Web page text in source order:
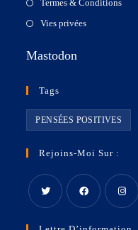
Termes & Conditions
Vies privées
Mastodon
Tags
PENSÉES POSITIVES
Rejoins-Moi Sur :